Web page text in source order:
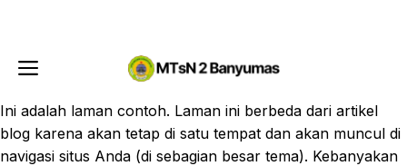
Menu
Ini adalah laman contoh. Laman ini berbeda dari artikel
blog karena akan tetap di satu tempat dan akan muncul di
navigasi situs Anda (di sebagian besar tema). Kebanyakan